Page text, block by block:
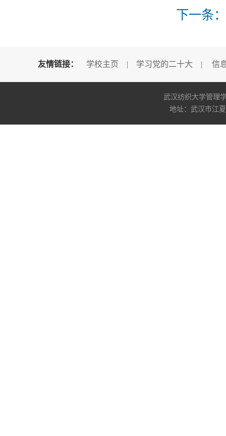
下一条：
友情链接： 学校主页 | 学习党的二十大 | 信
武汉纺织大学管理
地址：武汉市江